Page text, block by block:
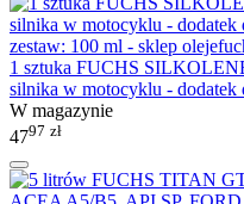
1 sztuka FUCHS
silnika w motocyklu - dodatek
W magazynie
4797 zł